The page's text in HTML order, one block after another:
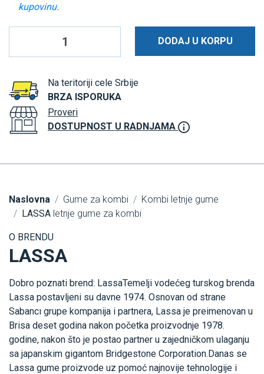
kupovinu.
DODAJ U KORPU
Na teritoriji cele Srbije
BRZA ISPORUKA
Proveri
DOSTUPNOST U RADNJAMA
Naslovna Gume za kombi
Kombi letnje gume
LASSA letnje gume za kombi
O BRENDU
LASSA
Dobro poznati brend: LassaTemelji vodećeg turskog brenda
Lassa postavljeni su davne 1974. Osnovan od strane
Sabancı grupe kompanija i partnera, Lassa je preimenovan u
Brisa deset godina nakon početka proizvodnje 1978.
godine, nakon što je postao partner u zajedničkom ulaganju
sa japanskim gigantom Bridgestone Corporation.Danas se
Lassa gume proizvode uz pomoć najnovije tehnologije i